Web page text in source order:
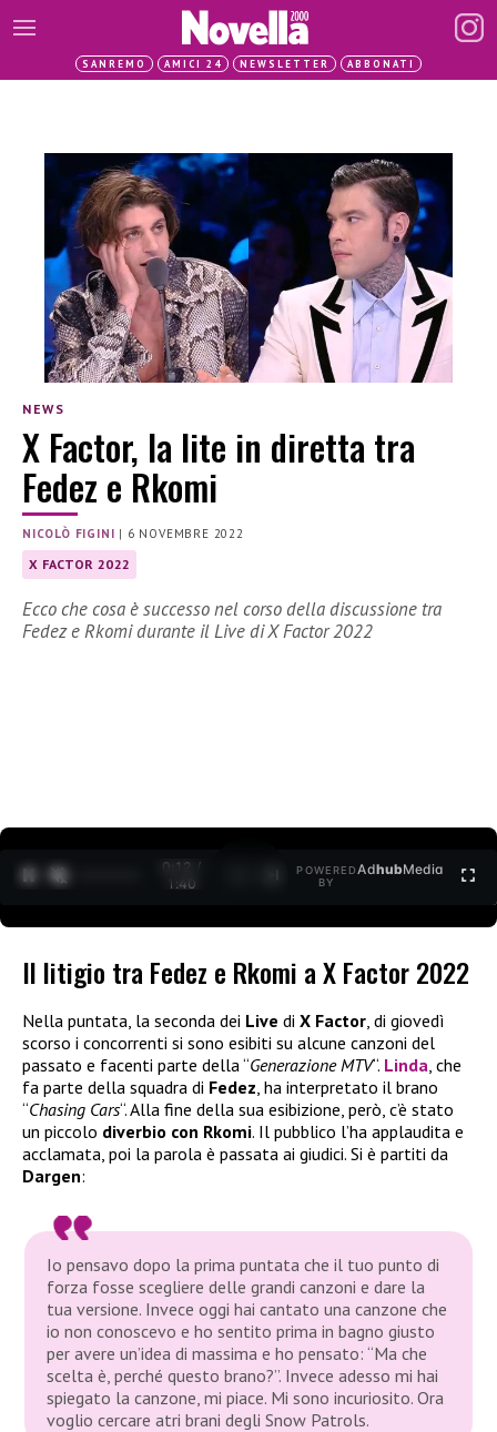
SANREMO AMICI 24 NEWSLETTER ABBONATI
NEWS
X Factor, la lite in diretta tra
Fedez e Rkomi
NICOLÒ FIGINI | 6 NOVEMBRE 2022
X FACTOR 2022
Ecco che cosa è successo nel corso della discussione tra
Fedez e Rkomi durante il Live di X Factor 2022
0:12 /
1:40
POWERED
BY
AdhubMedia
Il litigio tra Fedez e Rkomi a X Factor 2022
Nella puntata, la seconda dei Live di X Factor, di giovedì
scorso i concorrenti si sono esibiti su alcune canzoni del
passato e facenti parte della “Generazione MTV“. Linda, che
fa parte della squadra di Fedez, ha interpretato il brano
“Chasing Cars“. Alla fine della sua esibizione, però, c’è stato
un piccolo diverbio con Rkomi. Il pubblico l’ha applaudita e
acclamata, poi la parola è passata ai giudici. Si è partiti da
Dargen:
Io pensavo dopo la prima puntata che il tuo punto di
forza fosse scegliere delle grandi canzoni e dare la
tua versione. Invece oggi hai cantato una canzone che
io non conoscevo e ho sentito prima in bagno giusto
per avere un’idea di massima e ho pensato: “Ma che
scelta è, perché questo brano?”. Invece adesso mi hai
spiegato la canzone, mi piace. Mi sono incuriosito. Ora
voglio cercare atri brani degli Snow Patrols.